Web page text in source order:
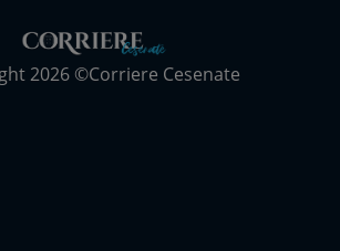
2026 ©Corriere Cesenate